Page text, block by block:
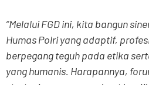
“Melalui FGD ini, kita bangun
Humas Polri yang adaptif,
berpegang teguh pada etika
yang humanis. Harapannya,